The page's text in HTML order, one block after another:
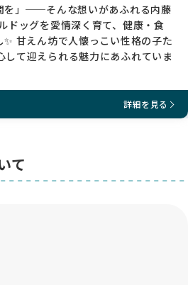
を」──そんな想いがあふれる内藤
ドッグを愛情深く育て、健康・食
甘えん坊で人懐っこい性格の子た
して迎えられる魅力にあふれていま
詳細を見る
て